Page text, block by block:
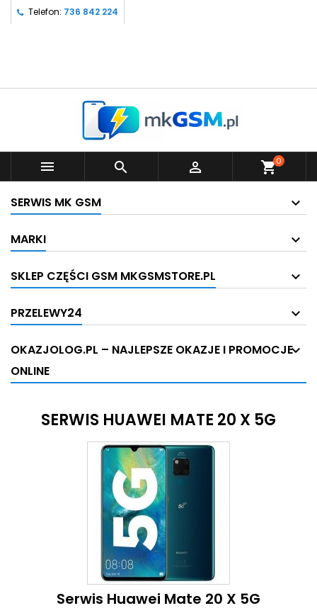
Telefon: 736 842 224
   shopping_cart0
SERWIS MK GSM
MARKI
SKLEP CZĘŚCI GSM MKGSMSTORE.PL
PRZELEWY24
OKAZJOLOG.PL – NAJLEPSZE OKAZJE I PROMOCJE
ONLINE
SERWIS HUAWEI MATE 20 X 5G
Serwis Huawei Mate 20 X 5G